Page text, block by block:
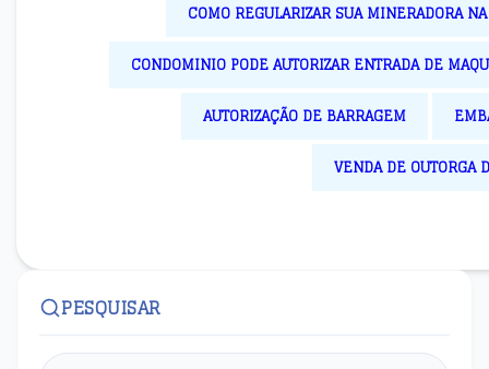
COMO REGULARIZAR SUA MINERADORA
CONDOMINIO PODE AUTORIZAR ENTRADA DE
AUTORIZAÇÃO DE BARRAGEM
VENDA DE OUTORGA
PESQUISAR